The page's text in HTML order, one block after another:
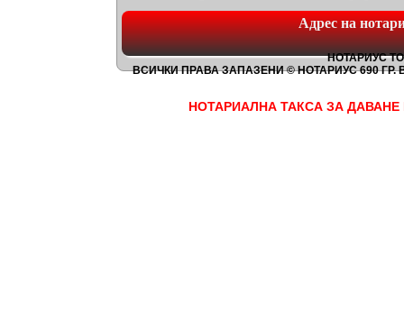
Адрес на
НОТАРИУС
ВСИЧКИ ПРАВА ЗАПАЗЕНИ © НОТАРИУС 690 ГР.
НОТАРИАЛНА ТАКСА ЗА